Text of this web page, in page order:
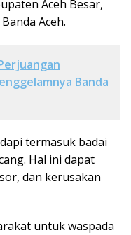
Aceh Besar,
Aceh.
Banda
termasuk badai
Hal ini dapat
dan kerusakan
untuk waspada